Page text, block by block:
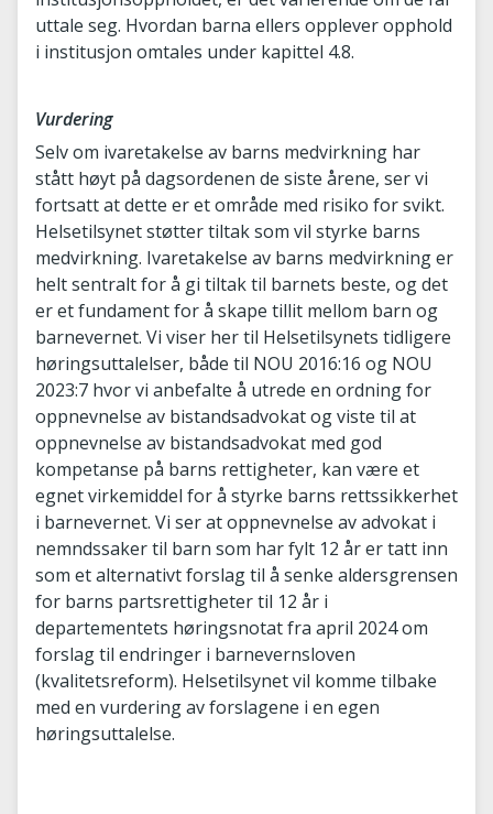
uttale seg. Hvordan barna ellers opplever opphold
i institusjon omtales under kapittel 4.8.
Vurdering
Selv om ivaretakelse av barns medvirkning har
stått høyt på dagsordenen de siste årene, ser vi
fortsatt at dette er et område med risiko for svikt.
Helsetilsynet støtter tiltak som vil styrke barns
medvirkning. Ivaretakelse av barns medvirkning er
helt sentralt for å gi tiltak til barnets beste, og det
er et fundament for å skape tillit mellom barn og
barnevernet. Vi viser her til Helsetilsynets tidligere
høringsuttalelser, både til NOU 2016:16 og NOU
2023:7 hvor vi anbefalte å utrede en ordning for
oppnevnelse av bistandsadvokat og viste til at
oppnevnelse av bistandsadvokat med god
kompetanse på barns rettigheter, kan være et
egnet virkemiddel for å styrke barns rettssikkerhet
i barnevernet. Vi ser at oppnevnelse av advokat i
nemndssaker til barn som har fylt 12 år er tatt inn
som et alternativt forslag til å senke aldersgrensen
for barns partsrettigheter til 12 år i
departementets høringsnotat fra april 2024 om
forslag til endringer i barnevernsloven
(kvalitetsreform). Helsetilsynet vil komme tilbake
med en vurdering av forslagene i en egen
høringsuttalelse.